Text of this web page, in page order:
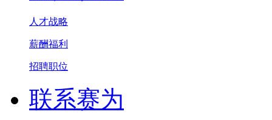
人才战略
薪酬福利
招聘职位
联系赛为